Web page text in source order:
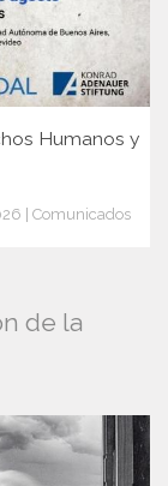
Humanos y
| Comunicados
de la